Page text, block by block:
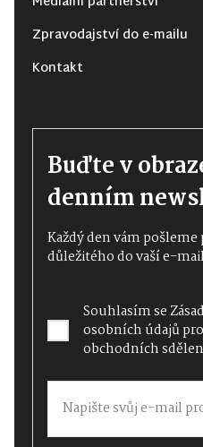
Zpravodajství do e-mailu
Kontakt
Buďte v
denním
Každý den vám
důležitého do vaší e-
Souhlasím se
osobních údajů
obchodních